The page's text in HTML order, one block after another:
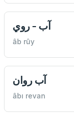
آب - روي
âb rûy
آب روان
âbı revan